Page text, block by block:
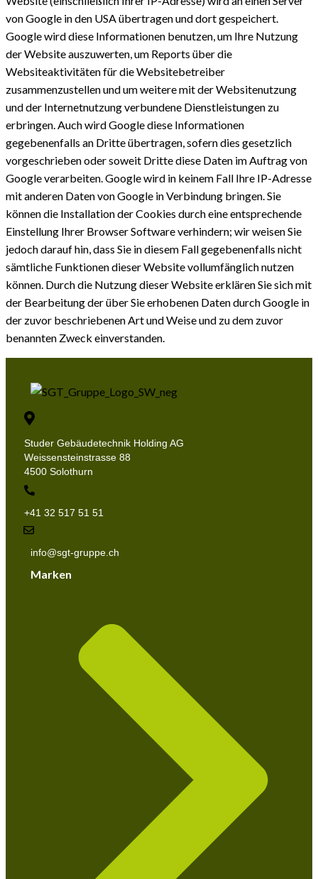
von Google in den USA übertragen und dort gespeichert.
Google wird diese Informationen benutzen, um Ihre Nutzung
der Website auszuwerten, um Reports über die
Websiteaktivitäten für die Websitebetreiber
zusammenzustellen und um weitere mit der Websitenutzung
und der Internetnutzung verbundene Dienstleistungen zu
erbringen. Auch wird Google diese Informationen
gegebenenfalls an Dritte übertragen, sofern dies gesetzlich
vorgeschrieben oder soweit Dritte diese Daten im Auftrag von
Google verarbeiten. Google wird in keinem Fall Ihre IP-Adresse
mit anderen Daten von Google in Verbindung bringen. Sie
können die Installation der Cookies durch eine entsprechende
Einstellung Ihrer Browser Software verhindern; wir weisen Sie
jedoch darauf hin, dass Sie in diesem Fall gegebenenfalls nicht
sämtliche Funktionen dieser Website vollumfänglich nutzen
können. Durch die Nutzung dieser Website erklären Sie sich mit
der Bearbeitung der über Sie erhobenen Daten durch Google in
der zuvor beschriebenen Art und Weise und zu dem zuvor
benannten Zweck einverstanden.
Studer Gebäudetechnik Holding AG
Weissensteinstrasse 88
4500 Solothurn
+41 32 517 51 51
info@sgt-gruppe.ch
Marken